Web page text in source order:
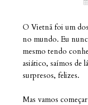
O Vietnã foi um
no mundo. Eu
mesmo tendo
asiático, saímos de
surpresos, felizes.
Mas vamos